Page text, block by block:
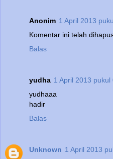
Anonim 1 April 2013
Komentar ini telah
Balas
yudha 1 April 2013 pukul
yudhaaa
hadir
Balas
Unknown 1 April 2013